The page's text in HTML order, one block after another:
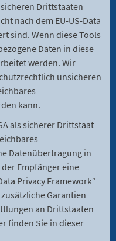
Drittstaaten
nach dem EU-US-Data
sind. Wenn diese Tools
Daten in diese
werden. Wir
unsicheren
kann.
als sicherer Drittstaat
Datenübertragung in
Empfänger eine
Privacy Framework“
Garantien
an Drittstaaten
finden Sie in dieser